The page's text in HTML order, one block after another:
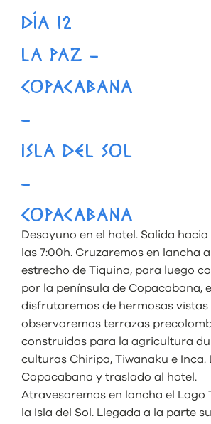
DÍA 12
LA PAZ –
COPACABANA
–
ISLA DEL SOL
–
COPACABANA
Desayuno en el hotel. Salida
las 7:00h. Cruzaremos en lancha
estrecho de Tiquina, para luego
por la península de Copacabana,
disfrutaremos de hermosas vistas
observaremos terrazas
construidas para la agricultura
culturas Chiripa, Tiwanaku e Inca.
Copacabana y traslado al hotel.
Atravesaremos en lancha el Lago
la Isla del Sol. Llegada a la parte